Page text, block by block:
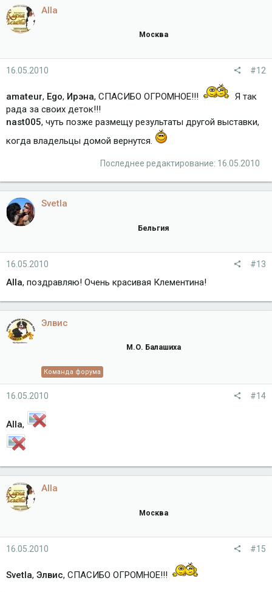
Alla
Москва
16.05.2010 #12
amateur, Ego, Ирэна, СПАСИБО ОГРОМНОЕ!!!
Я так
рада за своих деток!!!
nast005, чуть позже размещу результаты другой выставки,
когда владельцы домой вернутся.
Последнее редактирование: 16.05.2010
Svetla
Бельгия
16.05.2010 #13
Alla, поздравляю! Очень красивая Клементина!
Элвис
М.О. Балашиха
Команда форума
16.05.2010 #14
Alla,
Alla
Москва
16.05.2010 #15
Svetla, Элвис, СПАСИБО ОГРОМНОЕ!!!